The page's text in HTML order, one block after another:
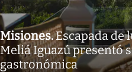
Misiones.Escapada de
Meliá Iguazú presentó
gastronómica